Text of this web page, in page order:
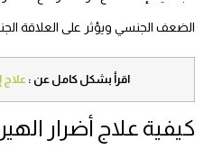
الضعف الجنسي ويؤثر على العلاقة
اقرأ بشكل كامل عن : علاج
كيفية علاج أضرار